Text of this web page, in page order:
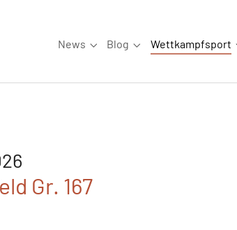
News
Submenu for "News"
Blog
Submenu for "Blog"
Wettkampfsport
Gr. 167